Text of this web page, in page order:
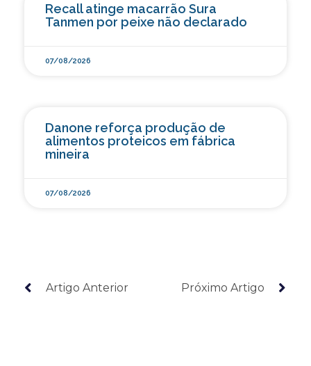
Recall atinge macarrão Sura
Tanmen por peixe não declarado
07/08/2026
Danone reforça produção de
alimentos proteicos em fábrica
mineira
07/08/2026
Artigo Anterior Próximo Artigo